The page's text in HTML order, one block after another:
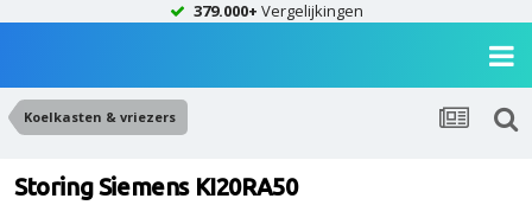
379.000+ Vergelijkingen
Koelkasten & vriezers
Storing Siemens KI20RA50